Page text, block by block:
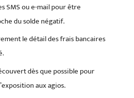
SMS ou e-mail pour être
du solde négatif.
le détail des frais bancaires
dès que possible pour
aux agios.